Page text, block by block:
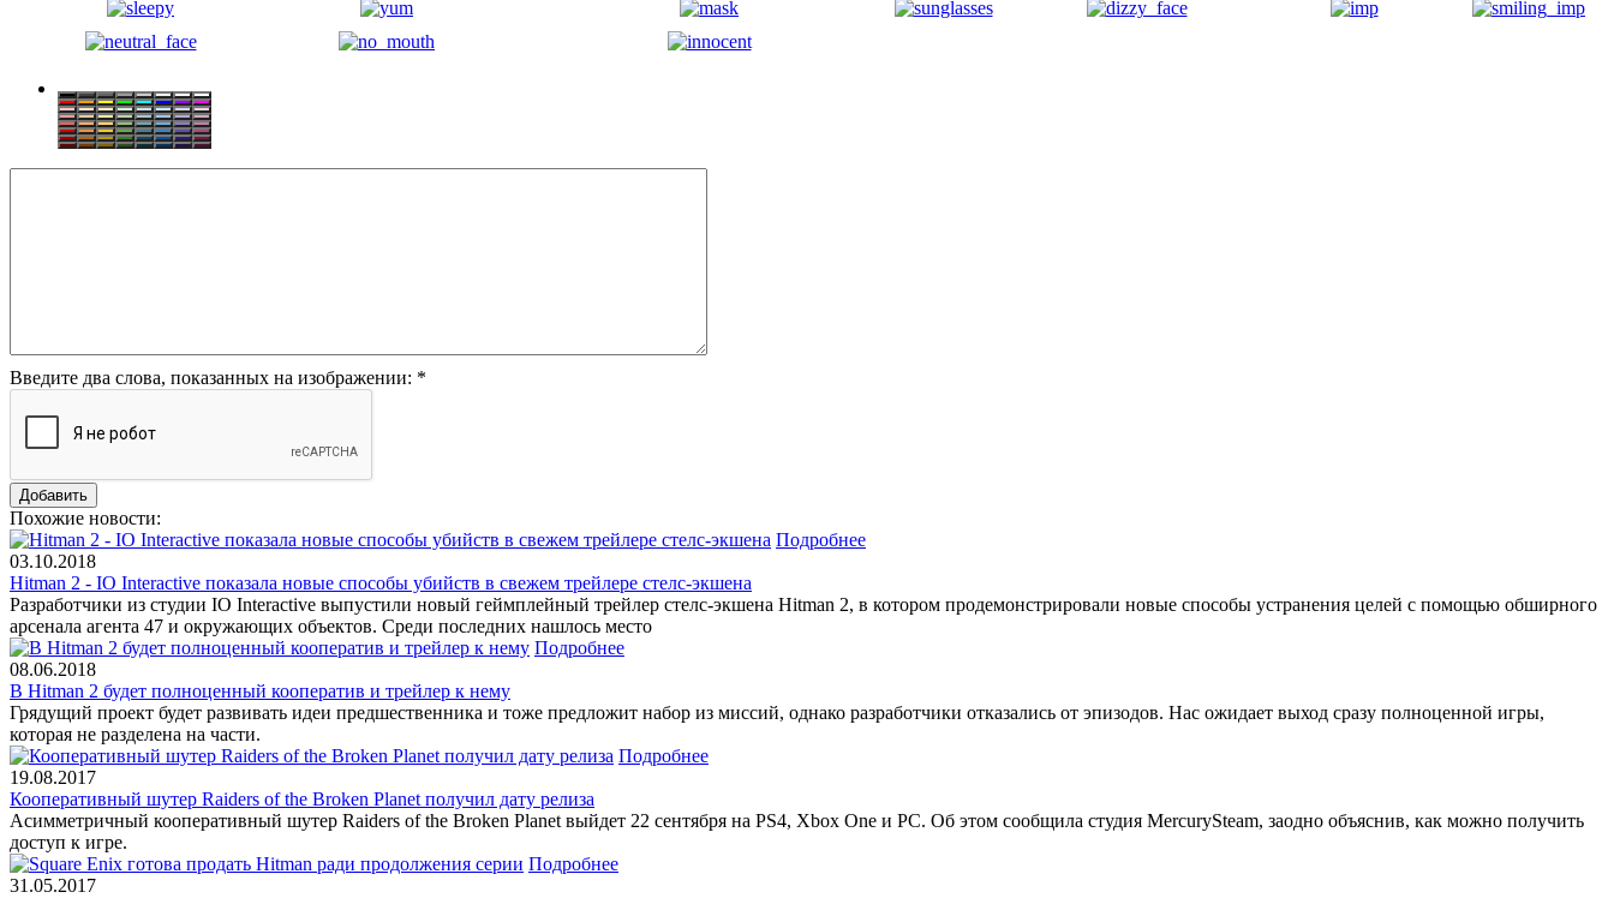
Введите два слова, показанных на изображении: *
Похожие новости:
Подробнее
03.10.2018
Hitman 2 - IO Interactive показала новые способы убийств в свежем трейлере стелс-экшена
Разработчики из студии IO Interactive выпустили новый геймплейный трейлер стелс-экшена Hitman 2, в котором продемонстрировали новые способы устранения целей с помощью обширного
арсенала агента 47 и окружающих объектов. Среди последних нашлось место
Подробнее
08.06.2018
В Hitman 2 будет полноценный кооператив и трейлер к нему
Грядущий проект будет развивать идеи предшественника и тоже предложит набор из миссий, однако разработчики отказались от эпизодов. Нас ожидает выход сразу полноценной игры,
которая не разделена на части.
Подробнее
19.08.2017
Кооперативный шутер Raiders of the Broken Planet получил дату релиза
Асимметричный кооперативный шутер Raiders of the Broken Planet выйдет 22 сентября на PS4, Xbox One и PC. Об этом сообщила студия MercurySteam, заодно объяснив, как можно получить
доступ к игре.
Подробнее
31.05.2017